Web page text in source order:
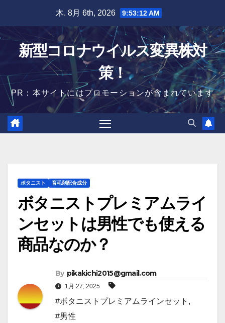
content
木. 8月 6th, 2026 9:53:13 AM
新型コロナウイルス変異株対
策！
PR：本サイトにはプロモーションが含まれています
ボタニスト 育毛剤配合成分
ボタニストプレミアムライ
ンセットは男性でも使える
商品なのか？
By pikakichi2015@gmail.com
1月 27, 2025
#ボタニストプレミアムラインセット ,
#男性